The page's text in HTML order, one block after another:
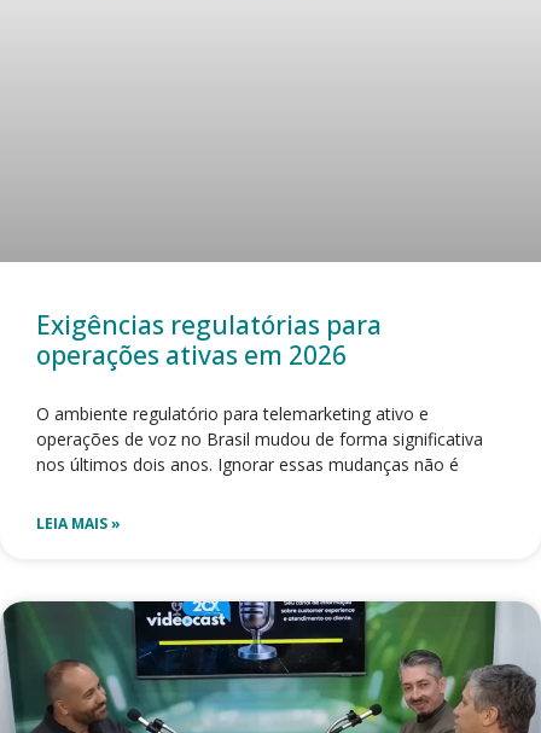
Exigências regulatórias para
operações ativas em 2026
O ambiente regulatório para telemarketing ativo e
operações de voz no Brasil mudou de forma significativa
nos últimos dois anos. Ignorar essas mudanças não é
LEIA MAIS »